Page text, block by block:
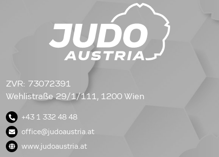
ZVR: 73072391
Wehlistraße 29/1/111, 1200 Wien
+43 1 332 48 48
office@judoaustria.at
www.judoaustria.at